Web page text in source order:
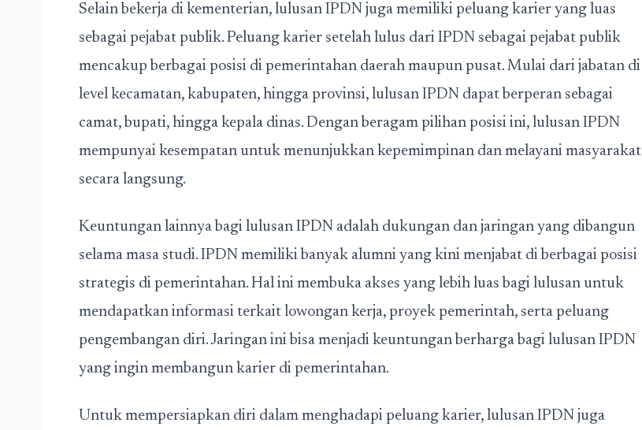
Selain bekerja di kementerian, lulusan IPDN juga memiliki peluang karier yang luas
sebagai pejabat publik. Peluang karier setelah lulus dari IPDN sebagai pejabat publik
mencakup berbagai posisi di pemerintahan daerah maupun pusat. Mulai dari jabatan di
level kecamatan, kabupaten, hingga provinsi, lulusan IPDN dapat berperan sebagai
camat, bupati, hingga kepala dinas. Dengan beragam pilihan posisi ini, lulusan IPDN
mempunyai kesempatan untuk menunjukkan kepemimpinan dan melayani masyarakat
secara langsung.
Keuntungan lainnya bagi lulusan IPDN adalah dukungan dan jaringan yang dibangun
selama masa studi. IPDN memiliki banyak alumni yang kini menjabat di berbagai posisi
strategis di pemerintahan. Hal ini membuka akses yang lebih luas bagi lulusan untuk
mendapatkan informasi terkait lowongan kerja, proyek pemerintah, serta peluang
pengembangan diri. Jaringan ini bisa menjadi keuntungan berharga bagi lulusan IPDN
yang ingin membangun karier di pemerintahan.
Untuk mempersiapkan diri dalam menghadapi peluang karier, lulusan IPDN juga